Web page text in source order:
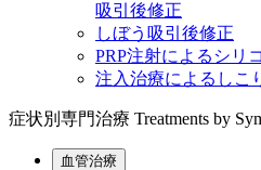
吸引後修正
しぼう吸引後修正
PRP注射によるシリ
注入治療によるしこ
症状別専門治療 Treatments by
血管治療